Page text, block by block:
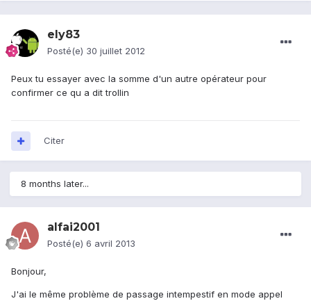
ely83
Posté(e) 30 juillet 2012
Peux tu essayer avec la somme d'un autre opérateur pour
confirmer ce qu a dit trollin
Citer
8 months later...
alfai2001
Posté(e) 6 avril 2013
Bonjour,
J'ai le même problème de passage intempestif en mode appel